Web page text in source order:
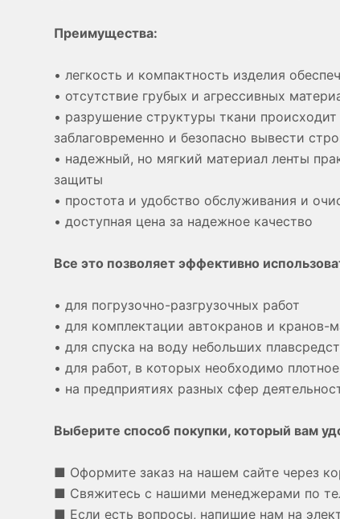
Преимущества:
• легкость и компактность изделия
• отсутствие грубых и агрессивных
• разрушение структуры ткани
заблаговременно и безопасно вывести
• надежный, но мягкий материал ленты
защиты
• простота и удобство обслуживания и
• доступная цена за надежное качество
Все это позволяет эффективно
• для погрузочно-разгрузочных работ
• для комплектации автокранов и кранов-
• для спуска на воду небольших
• для работ, в которых необходимо
• на предприятиях разных сфер
Выберите способ покупки, который вам
■ Оформите заказ на нашем сайте через
■ Свяжитесь с нашими менеджерами по
■ Если есть вопросы, напишие нам на